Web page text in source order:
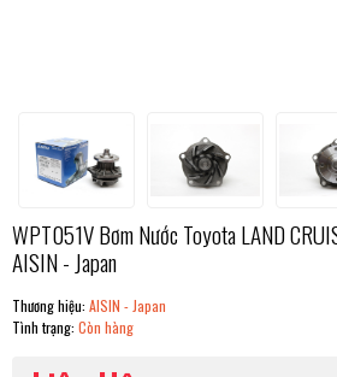
WPT051V Bơm Nước Toyota LAND
AISIN - Japan
Thương hiệu: AISIN - Japan
Tình trạng: Còn hàng